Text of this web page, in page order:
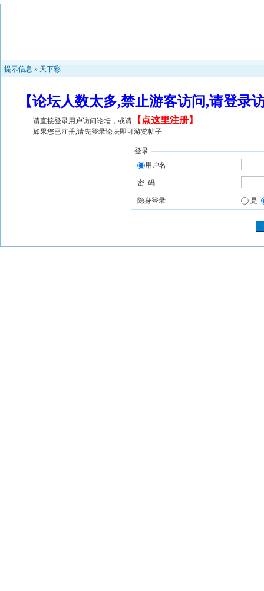
提示信息 » 天下彩
【论坛人数太多,禁止游客访问,请登
请直接登录用户访问论坛，或请 【 点这里注册】
如果您已注册,请先登录论坛即可游览帖子
登录
用户名
密 码
隐身登录 是